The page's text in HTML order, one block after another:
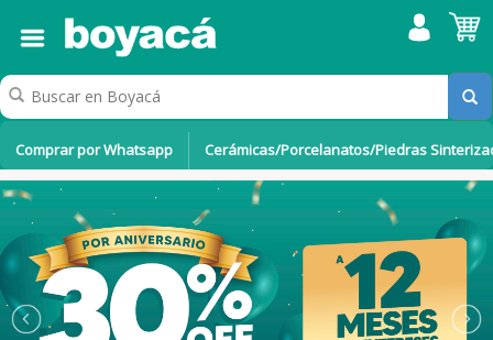
Comprar por Whatsapp Cerámicas/Porcelanatos/Piedras